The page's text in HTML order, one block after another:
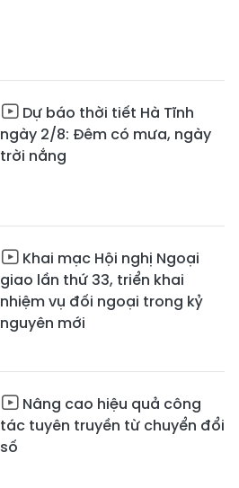
Dự báo thời tiết Hà Tĩnh
ngày 2/8: Đêm có mưa, ngày
trời nắng
Khai mạc Hội nghị Ngoại
giao lần thứ 33, triển khai
nhiệm vụ đối ngoại trong kỷ
nguyên mới
Nâng cao hiệu quả công
tác tuyên truyền từ chuyển đổi
số